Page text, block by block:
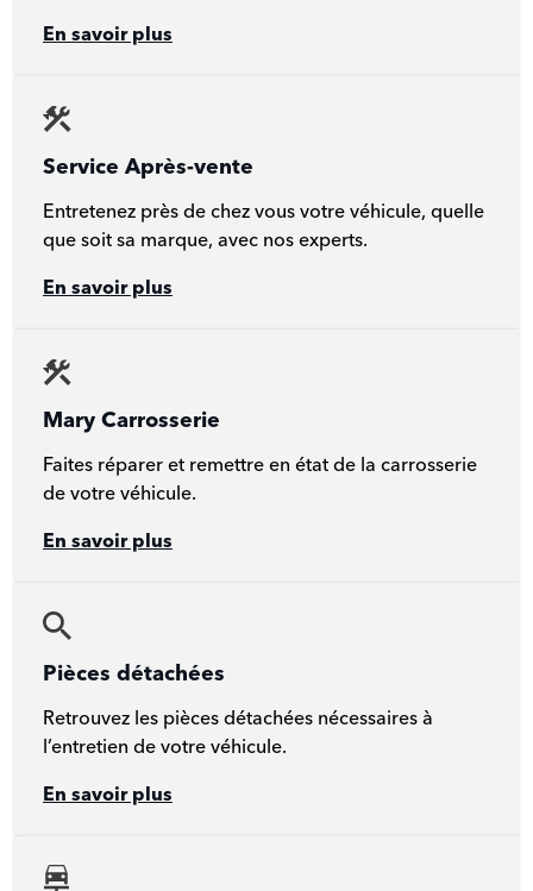
En savoir plus
Service Après-vente
Entretenez près de chez vous votre véhicule, quelle
que soit sa marque, avec nos experts.
En savoir plus
Mary Carrosserie
Faites réparer et remettre en état de la carrosserie
de votre véhicule.
En savoir plus
Pièces détachées
Retrouvez les pièces détachées nécessaires à
l’entretien de votre véhicule.
En savoir plus